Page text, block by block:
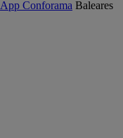
App Conforama Baleares